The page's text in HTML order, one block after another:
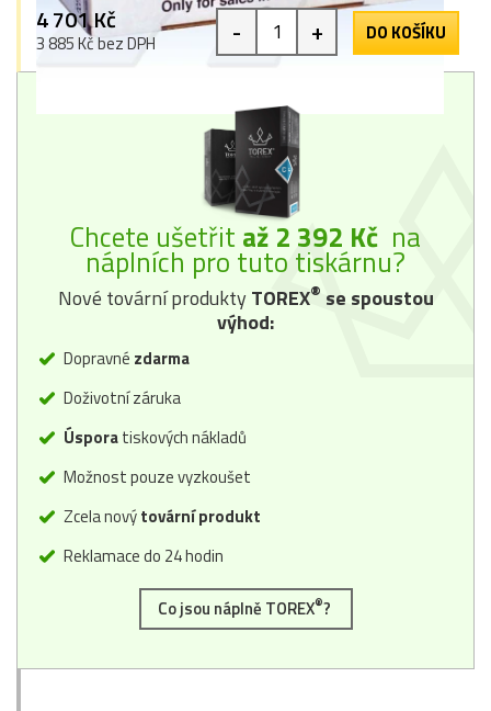
4 701 Kč
3 885 Kč bez DPH - + DO KOŠÍKU
Chcete ušetřit až 2 392 Kč na
náplních pro tuto tiskárnu?
Nové tovární produktyTOREX® se spoustou
výhod:
Dopravné zdarma
Doživotní záruka
Úsporatiskových nákladů
Možnost pouze vyzkoušet
Zcela novýtovární produkt
Reklamace do 24 hodin
Co jsou náplně TOREX®?